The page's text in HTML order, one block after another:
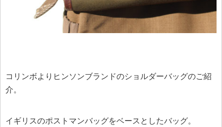
コリンボよりヒンソンブランドのショルダーバッグのご紹
介。
イギリスのポストマンバッグをベースとしたバッグ。